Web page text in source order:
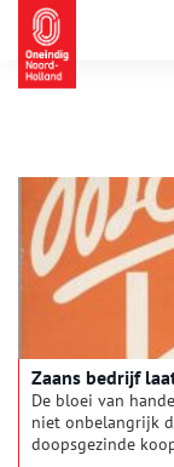
Zaans bedrijf
De bloei van
niet onbelangrijk
doopsgezinde